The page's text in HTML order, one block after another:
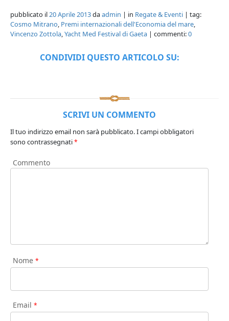
pubblicato il20 Aprile 2013daadmin | in Regate & Eventi | tag:
Cosmo Mitrano, Premi internazionali dell'Economia del mare,
Vincenzo Zottola,Yacht Med Festival di Gaeta | commenti:0
CONDIVIDI QUESTO ARTICOLO SU:
SCRIVI UN COMMENTO
Il tuo indirizzo email non sarà pubblicato.I campi obbligatori
sono contrassegnati*
Commento
Nome *
Email *